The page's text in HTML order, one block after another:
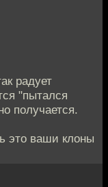
радует
"пытался
получается.
это ваши клоны